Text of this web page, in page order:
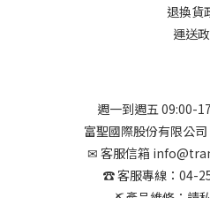
退換貨
運送
週一到週五 09:00-
富聖國際股份有限公
✉︎ 客服信箱
☎︎ 客服專線：04-